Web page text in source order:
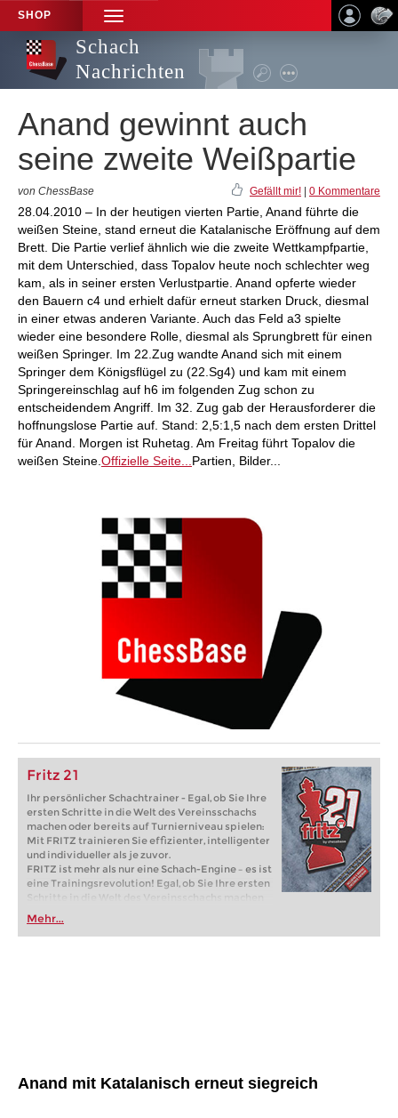
SHOP
TOGGLE
NAVIGATION
Schach
Nachrichten
Anand gewinnt auch
seine zweite Weißpartie
von ChessBase Gefällt mir! 0 Kommentare
28.04.2010 – In der heutigen vierten Partie, Anand führte die
weißen Steine, stand erneut die Katalanische Eröffnung auf dem
Brett. Die Partie verlief ähnlich wie die zweite Wettkampfpartie,
mit dem Unterschied, dass Topalov heute noch schlechter weg
kam, als in seiner ersten Verlustpartie. Anand opferte wieder
den Bauern c4 und erhielt dafür erneut starken Druck, diesmal
in einer etwas anderen Variante. Auch das Feld a3 spielte
wieder eine besondere Rolle, diesmal als Sprungbrett für einen
weißen Springer. Im 22.Zug wandte Anand sich mit einem
Springer dem Königsflügel zu (22.Sg4) und kam mit einem
Springereinschlag auf h6 im folgenden Zug schon zu
entscheidendem Angriff. Im 32. Zug gab der Herausforderer die
hoffnungslose Partie auf. Stand: 2,5:1,5 nach dem ersten Drittel
für Anand. Morgen ist Ruhetag. Am Freitag führt Topalov die
weißen Steine. Offizielle Seite... Partien, Bilder...
Fritz 21
Ihr persönlicher Schachtrainer - Egal, ob Sie Ihre
ersten Schritte in die Welt des Vereinsschachs
machen oder bereits auf Turnierniveau spielen:
Mit FRITZ trainieren Sie effizienter, intelligenter
und individueller als je zuvor.
FRITZ ist mehr als nur eine Schach-Engine – es ist
eine Trainingsrevolution! Egal, ob Sie Ihre ersten
Schritte in die Welt des Vereinsschachs machen
oder bereits auf Turnierniveau spielen: Mit
FRITZ trainieren Sie effizienter, intelligenter und
individueller als je zuvor.
Mehr...
Anand mit Katalanisch erneut siegreich